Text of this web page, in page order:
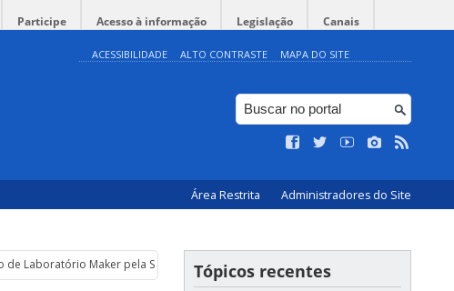
Participe Acesso à informação Legislação Canais
ACESSIBILIDADE ALTO CONTRASTE MAPA DO SITE
Área Restrita Administradores do Site
Laboratório Maker pela Secretaria Municipal de Educação de São Bento do Sul
Tópicos recentes